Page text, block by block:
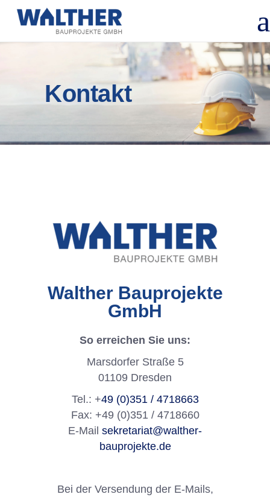
Kontakt
Walther Bauprojekte
GmbH
So erreichen Sie uns:
Marsdorfer Straße 5
01109 Dresden
Tel.: +49 (0)351 / 4718663
Fax: +49 (0)351 / 4718660
E-Mail sekretariat@walther-
bauprojekte.de
Bei der Versendung der E-Mails,